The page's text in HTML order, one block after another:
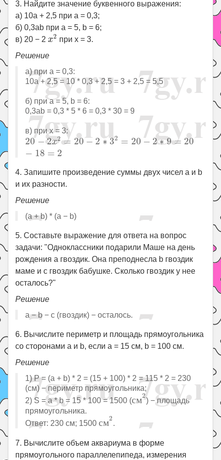
3. Найдите значение буквенного выражения:
а) 10a + 2,5 при a = 0,3;
б) 0,3ab при a = 5, b = 6;
в) 20 − 2x2
x2
при x = 3.
Решение
а) при a = 0,3:
10a + 2,5 = 10 * 0,3 + 2,5 = 3 + 2,5 = 5,5
б) при a = 5, b = 6:
0,3ab = 0,3 * 5 * 6 = 0,3 * 30 = 9
в) при x = 3:
20 − 2x2 = 20 − 2 ∗ 32 = 20 − 2 ∗9 = 20
− 18 = 2
20−2x2=20 −2 ∗32 =20 ∗9= 20−18= 2
4. Запишите произведение суммы двух чисел a и b
и их разности.
Решение
(a + b) * (a − b)
5. Составьте выражение для ответа на вопрос
задачи: "Одноклассники подарили Маше на день
рождения a гвоздик. Она преподнесла b гвоздик
маме и c гвоздик бабушке. Сколько гвоздик у нее
осталось?"
Решение
a − b − c (гвоздик) − осталось.
6. Вычислите периметр и площадь прямоугольника
со сторонами a и b, если a = 15 см, b = 100 см.
Решение
1) P = (a + b) * 2 = (15 + 100) * 2 = 115 * 2 = 230
(см) − периметр прямоугольника;
2) S = a * b = 15 * 100 = 1500 (см2
см2
) − площадь
прямоугольника.
Ответ: 230 см; 1500см2
м2
.
7. Вычислите объем аквариума в форме
прямоугольного параллелепипеда, измерения